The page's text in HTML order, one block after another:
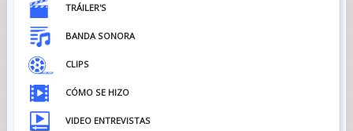
TRÁILER'S
BANDA SONORA
CLIPS
CÓMO SE HIZO
VIDEO ENTREVISTAS